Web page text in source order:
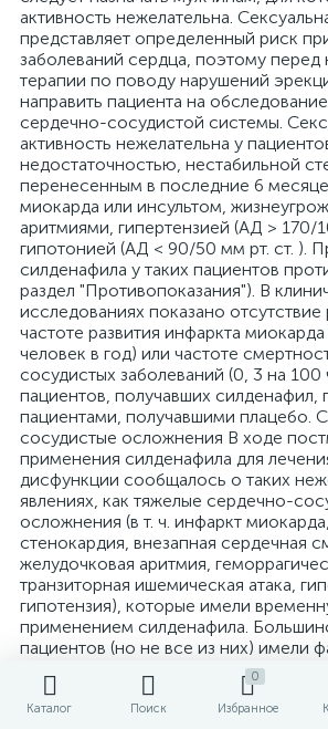
Каталог Поиск
0
Избранное
активность нежелательна.
представляет определенный риск
заболеваний сердца, поэтому
терапии по поводу нарушений
направить пациента на
сердечно-сосудистой системы.
активность нежелательна у
недостаточностью, нестабильной
перенесенным в последние 6
миокарда или инсультом,
аритмиями, гипертензией (АД > 170/
гипотонией (АД < 90/50 мм рт. ст. ).
силденафила у таких пациентов
раздел "Противопоказания"). В
исследованиях показано отсутствие
частоте развития инфаркта
человек в год) или частоте
сосудистых заболеваний (0, 3 на 100
пациентов, получавших силденафил,
пациентами, получавшими плацебо.
сосудистые осложнения В ходе
применения силденафила для
дисфункции сообщалось о таких
явлениях, как тяжелые сердечно-
осложнения (в т. ч. инфаркт
стенокардия, внезапная сердечная
желудочковая аритмия,
транзиторная ишемическая атака,
гипотензия), которые имели
применением силденафила.
пациентов (но не все из них) имели
сердечно-сосудистых осложнений.
указанных нежелательных явлений
вскоре после сексуальной